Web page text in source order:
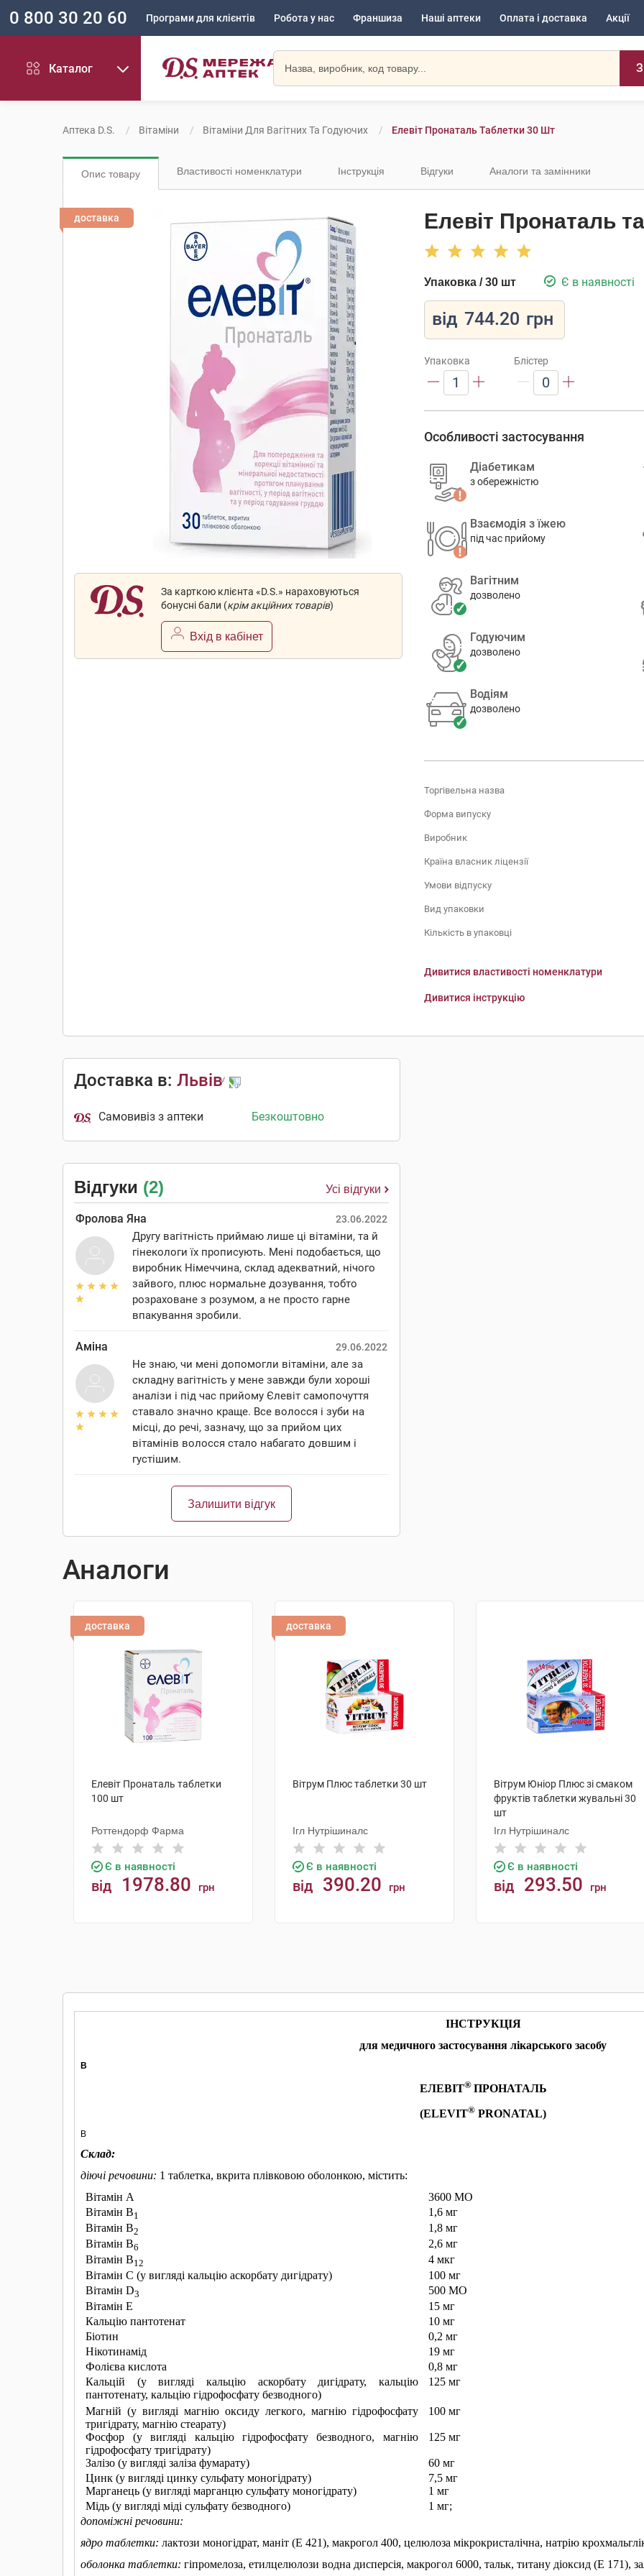
0 800 30 20 60 Програми для клієнтів Робота у нас Франшиза Наші аптеки Оплата і доставка Акції
Каталог
Аптека D.S. Вітаміни Вітаміни Для Вагітних Та Годуючих Елевіт Пронаталь Таблетки 30 Шт
Опис товару Властивості номенклатури Інструкція Відгуки Аналоги та замінники
доставка
За карткою клієнта «D.S.» нараховуються
бонусні бали (крім акційних товарів)
Вхід в кабінет
Елевіт Пронаталь
Упаковка / 30 шт Є в наявності
від 744.20 грн
Упаковка
1
Блістер
0
Особливості застосування
Діабетикам
з обережністю
Взаємодія з їжею
під час прийому
Вагітним
дозволено
Годуючим
дозволено
Водіям
дозволено
Торгівельна назва
Форма випуску
Виробник
Країна власник ліцензії
Умови відпуску
Вид упаковки
Кількість в упаковці
Дивитися властивості номенклатури
Дивитися інструкцію
Доставка в: Львів
Самовивіз з аптеки Безкоштовно
Відгуки (2) Усі відгуки
Фролова Яна 23.06.2022
Другу вагітність приймаю лише ці вітаміни, та й
гінекологи їх прописують. Мені подобається, що
виробник Німеччина, склад адекватний, нічого
зайвого, плюс нормальне дозування, тобто
розраховане з розумом, а не просто гарне
впакування зробили.
Аміна 29.06.2022
Не знаю, чи мені допомогли вітаміни, але за
складну вагітність у мене завжди були хороші
аналізи і під час прийому Єлевіт самопочуття
ставало значно краще. Все волосся і зуби на
місці, до речі, зазначу, що за прийом цих
вітамінів волосся стало набагато довшим і
густішим.
Залишити відгук
Аналоги
доставка
Елевіт Пронаталь таблетки
100 шт
Роттендорф Фарма
Є в наявності
від 1978.80 грн
доставка
Вітрум Плюс таблетки 30 шт
Ігл Нутрішиналс
Є в наявності
від 390.20 грн
Вітрум Юніор Плюс зі смаком
фруктів таблетки жувальні 30
шт
Ігл Нутрішиналс
Є в наявності
від 293.50 грн